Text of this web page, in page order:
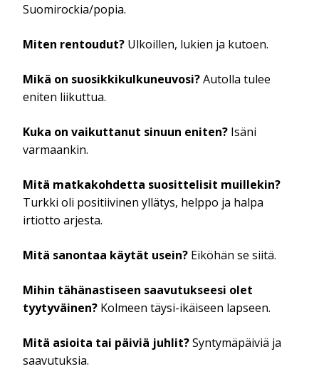
Suomirockia/popia.
Miten rentoudut? Ulkoillen, lukien ja kutoen.
Mikä on suosikkikulkuneuvosi?Autolla tulee
eniten liikuttua.
Kuka on vaikuttanut sinuun eniten? Isäni
varmaankin.
Mitä matkakohdetta suosittelisit muillekin?
Turkki oli positiivinen yllätys, helppo ja halpa
irtiotto arjesta.
Mitä sanontaa käytät usein? Eiköhän se siitä.
Mihin tähänastiseen saavutukseesi olet
tyytyväinen? Kolmeen täysi-ikäiseen lapseen.
Mitä asioita tai päiviä juhlit?Syntymäpäiviä ja
saavutuksia.